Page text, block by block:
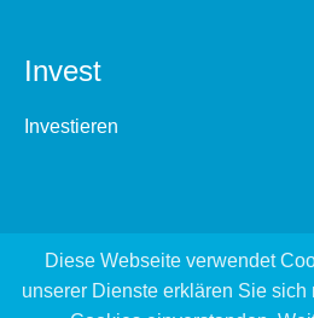
Invest
Investieren
Diese Webseite verwendet
unserer Dienste erklären Sie sich